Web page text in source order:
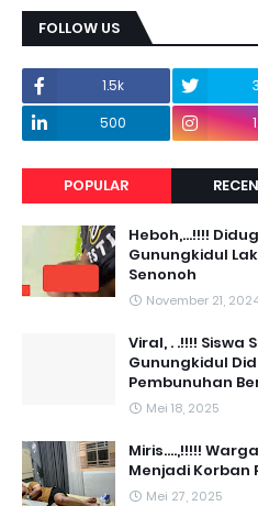
FOLLOW US
1.5k
500
POPULAR
Heboh,...!!!!
Gunungkidul
Senonoh
November 21,
Viral, . .!!!! Siswa
Gunungkidul
Pembunuhan
Mei 18, 2025
Miris....,!!!!!
Menjadi Korban
Mei 27, 2025